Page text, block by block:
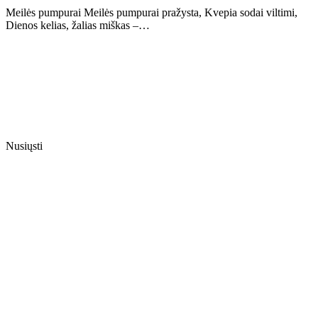
Meilės pumpurai Meilės pumpurai pražysta, Kvepia sodai viltimi,
Dienos kelias, žalias miškas –…
Nusiųsti